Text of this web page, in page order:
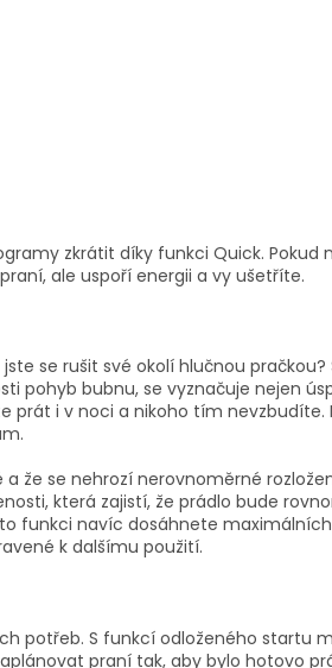
zkrátit díky funkci Quick. Pokud
ale uspoří energii a vy ušetříte.
se rušit své okolí hlučnou pračkou?
pohyb bubnu, se vyznačuje nejen
prát i v noci a nikoho tím nevzbudíte.
že se nehrozí nerovnoměrné
která zajistí, že prádlo bude
funkci navíc dosáhnete
k dalšímu použití.
potřeb. S funkcí odloženého startu
praní tak, aby bylo hotovo